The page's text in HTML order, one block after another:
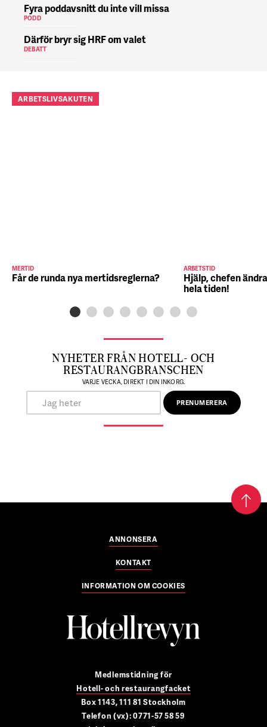
Fyra poddavsnitt du inte vill missa
PODD
Därför bryr sig HRF om valet
DEBATT
ARBETSLIVSAKUTEN
MERTID
Får de runda nya mertidsreglerna?
ARBETSTID
Hjälp, chefen
hela tiden!
NYHETER FRÅN HOTELL- OCH
RESTAURANGBRANSCHEN
VARJE VECKA, DIREKT I DIN INKORG.
ANNONSERA
KONTAKT
INFORMATION OM COOKIES
Medlemstidning för
Hotell- och restaurangfacket
Box 1143, 111 81 Stockholm
Telefon (vx): 0771-57 58 59